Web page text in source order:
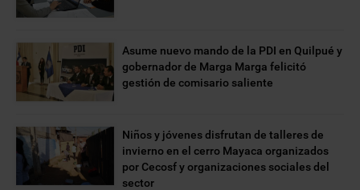
Asume nuevo mando de la PDI en Quilpué y
gobernador de Marga Marga felicitó
gestión de comisario saliente
Niños y jóvenes disfrutan de talleres de
invierno en el cerro Mayaca organizados
por Cecosf y organizaciones sociales del
sector